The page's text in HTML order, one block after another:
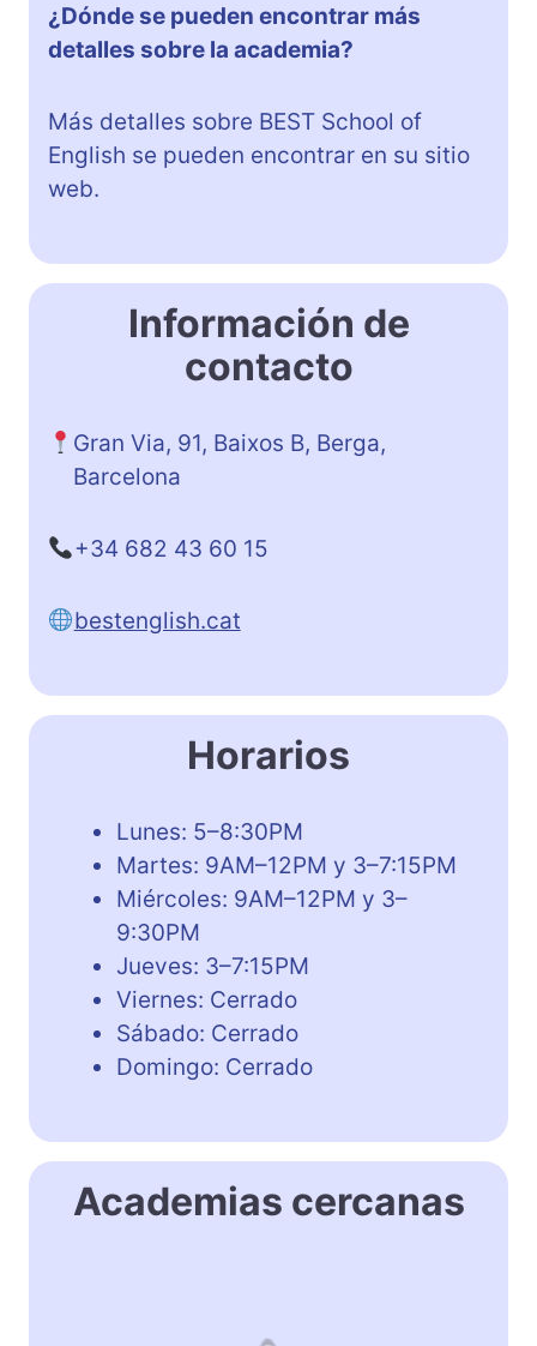
¿Dónde se pueden encontrar más
detalles sobre la academia?
Más detalles sobre BEST School of
English se pueden encontrar en su sitio
web.
Información de
contacto
Gran Via, 91, Baixos B, Berga,
Barcelona
+34 682 43 60 15
bestenglish.cat
Horarios
Lunes: 5–8:30PM
Martes: 9AM–12PM y 3–7:15PM
Miércoles: 9AM–12PM y 3–
9:30PM
Jueves: 3–7:15PM
Viernes: Cerrado
Sábado: Cerrado
Domingo: Cerrado
Academias cercanas